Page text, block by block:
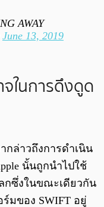
AWAY
June 13, 2019
ในการดึงดูด
กล่าวถึงการดำเนิน
นั้นถูกนำไปใช้
กซึ่งในขณะเดียวกัน
มของ SWIFT อยู่